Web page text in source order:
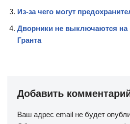
Из-за чего могут
Дворники не выключаются на
Гранта
Добавить
Ваш адрес email не будет